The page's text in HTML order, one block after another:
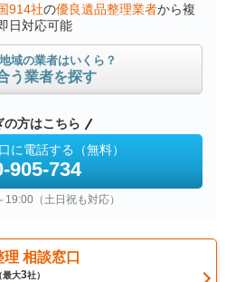
914社の優良遺品整理業者から複
日対応可能
域の業者はいくら？
う業者を探す
の方はこちら
に電話する（無料）
905-734
（土日祝も対応）
相談窓口
最大3社）